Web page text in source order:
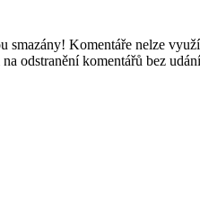
Komentáře nelze
odstranění komentářů bez